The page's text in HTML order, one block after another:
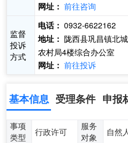
网址： 前往咨询
监督
投诉
方式
电话： 0932-6622162
地址： 陇西县巩昌镇北
农村局4楼综合办公室
网址： 前往投诉
基本信息 受理条件 申报
事项
类型
行政许可
服务
对象
自然人